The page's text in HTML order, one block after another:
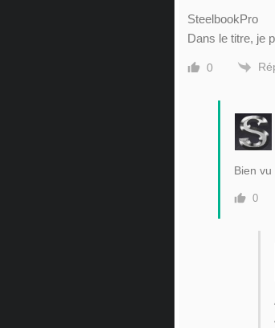
SteelbookPro
Dans le titre, je
0
Bien vu
0